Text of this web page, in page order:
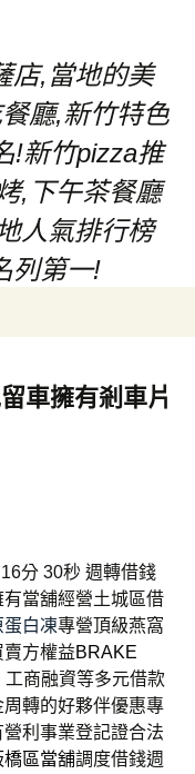
店,當地的美
廳,新竹特色
!新竹pizza推
,下午茶餐廳
人氣排行榜
列第一!
鍵
字:
車擁有剎車片
分 30秒 週轉借錢
有當舖經營土城區借
蛋白凍專營頂級燕窩
方權益BRAKE
商融資等多元借款
轉的好夥伴優惠專
營利事業登記證合法
橋區當舖調度借錢週